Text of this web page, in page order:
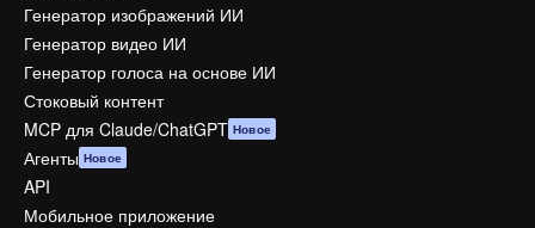
Генератор изображений ИИ
Генератор видео ИИ
Генератор голоса на основе ИИ
Стоковый контент
MCP для Claude/ChatGPT Новое
Агенты Новое
API
Мобильное приложение